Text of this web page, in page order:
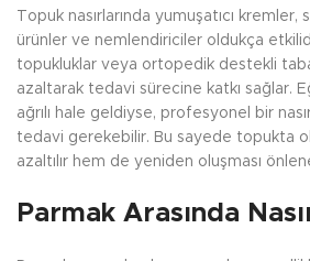
Topuk nasırlarında yumuşatıcı
ürünler ve nemlendiriciler oldukça
topukluklar veya ortopedik destekli
azaltarak tedavi sürecine katkı sağlar.
ağrılı hale geldiyse, profesyonel bir
tedavi gerekebilir. Bu sayede topukta
azaltılır hem de yeniden oluşması
Parmak Arasında